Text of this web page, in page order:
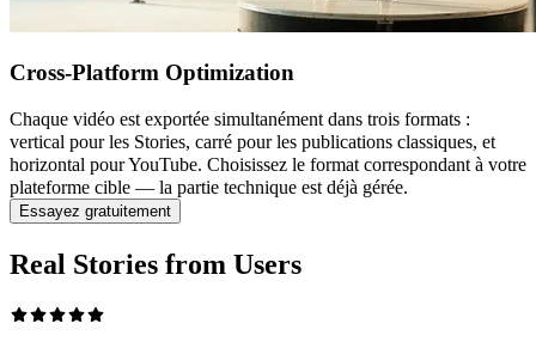
Cross-Platform Optimization
Chaque vidéo est exportée simultanément dans trois formats :
vertical pour les Stories, carré pour les publications classiques, et
horizontal pour YouTube. Choisissez le format correspondant à votre
plateforme cible — la partie technique est déjà gérée.
Essayez gratuitement
Real Stories from Users